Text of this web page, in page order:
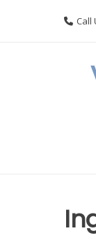
Call